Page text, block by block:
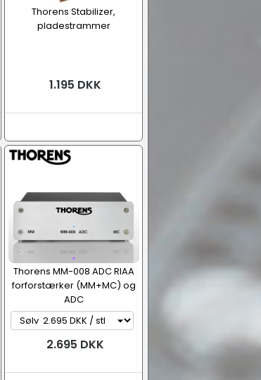
Thorens Stabilizer,
pladestrammer
1.195 DKK
Thorens MM-008 ADC RIAA
forforstærker (MM+MC) og
ADC
2.695 DKK